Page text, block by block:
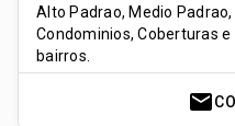
Alto Padrao, Medio
Condominios, Coberturas
bairros.
mail